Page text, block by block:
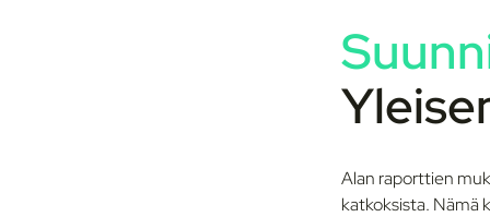
Alan raporttien
katkoksista. Nämä